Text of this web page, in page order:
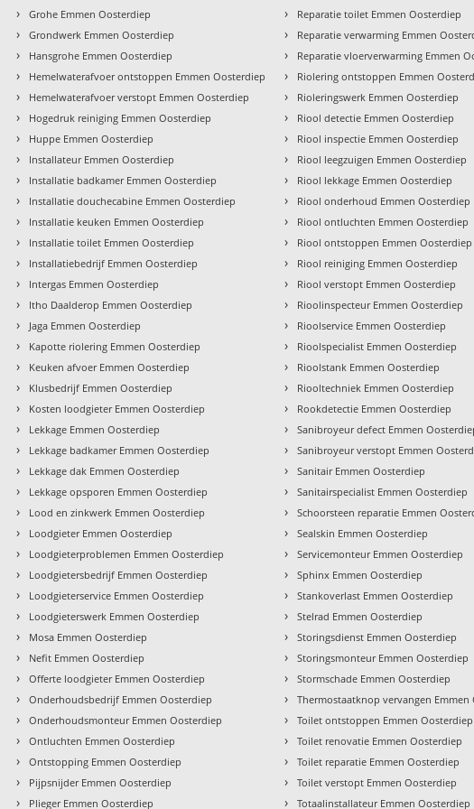
› Grohe Emmen Oosterdiep
› Grondwerk Emmen Oosterdiep
› Hansgrohe Emmen Oosterdiep
› Hemelwaterafvoer ontstoppen Emmen Oosterdiep
› Hemelwaterafvoer verstopt Emmen Oosterdiep
› Hogedruk reiniging Emmen Oosterdiep
› Huppe Emmen Oosterdiep
› Installateur Emmen Oosterdiep
› Installatie badkamer Emmen Oosterdiep
› Installatie douchecabine Emmen Oosterdiep
› Installatie keuken Emmen Oosterdiep
› Installatie toilet Emmen Oosterdiep
› Installatiebedrijf Emmen Oosterdiep
› Intergas Emmen Oosterdiep
› Itho Daalderop Emmen Oosterdiep
› Jaga Emmen Oosterdiep
› Kapotte riolering Emmen Oosterdiep
› Keuken afvoer Emmen Oosterdiep
› Klusbedrijf Emmen Oosterdiep
› Kosten loodgieter Emmen Oosterdiep
› Lekkage Emmen Oosterdiep
› Lekkage badkamer Emmen Oosterdiep
› Lekkage dak Emmen Oosterdiep
› Lekkage opsporen Emmen Oosterdiep
› Lood en zinkwerk Emmen Oosterdiep
› Loodgieter Emmen Oosterdiep
› Loodgieterproblemen Emmen Oosterdiep
› Loodgietersbedrijf Emmen Oosterdiep
› Loodgieterservice Emmen Oosterdiep
› Loodgieterswerk Emmen Oosterdiep
› Mosa Emmen Oosterdiep
› Nefit Emmen Oosterdiep
› Offerte loodgieter Emmen Oosterdiep
› Onderhoudsbedrijf Emmen Oosterdiep
› Onderhoudsmonteur Emmen Oosterdiep
› Ontluchten Emmen Oosterdiep
› Ontstopping Emmen Oosterdiep
› Pijpsnijder Emmen Oosterdiep
› Plieger Emmen Oosterdiep
› Reparatie toilet Emmen Oosterdiep
› Reparatie verwarming Emmen
› Reparatie vloerverwarming Emmen
› Riolering ontstoppen Emmen
› Rioleringswerk Emmen Oosterdiep
› Riool detectie Emmen Oosterdiep
› Riool inspectie Emmen Oosterdiep
› Riool leegzuigen Emmen Oosterdiep
› Riool lekkage Emmen Oosterdiep
› Riool onderhoud Emmen Oosterdiep
› Riool ontluchten Emmen Oosterdiep
› Riool ontstoppen Emmen Oosterdiep
› Riool reiniging Emmen Oosterdiep
› Riool verstopt Emmen Oosterdiep
› Rioolinspecteur Emmen Oosterdiep
› Rioolservice Emmen Oosterdiep
› Rioolspecialist Emmen Oosterdiep
› Rioolstank Emmen Oosterdiep
› Riooltechniek Emmen Oosterdiep
› Rookdetectie Emmen Oosterdiep
› Sanibroyeur defect Emmen
› Sanibroyeur verstopt Emmen
› Sanitair Emmen Oosterdiep
› Sanitairspecialist Emmen Oosterdiep
› Schoorsteen reparatie Emmen
› Sealskin Emmen Oosterdiep
› Servicemonteur Emmen Oosterdiep
› Sphinx Emmen Oosterdiep
› Stankoverlast Emmen Oosterdiep
› Stelrad Emmen Oosterdiep
› Storingsdienst Emmen Oosterdiep
› Storingsmonteur Emmen Oosterdiep
› Stormschade Emmen Oosterdiep
› Thermostaatknop vervangen Emmen
› Toilet ontstoppen Emmen Oosterdiep
› Toilet renovatie Emmen Oosterdiep
› Toilet reparatie Emmen Oosterdiep
› Toilet verstopt Emmen Oosterdiep
› Totaalinstallateur Emmen Oosterdiep